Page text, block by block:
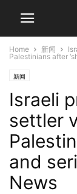
Home 新闻
Palestinians after
新闻
Israeli
settler
and
News